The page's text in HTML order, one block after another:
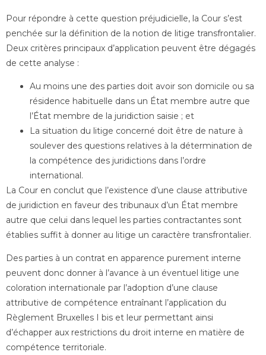
Pour répondre à cette question préjudicielle, la Cour s’est
penchée sur la définition de la notion de litige transfrontalier.
Deux critères principaux d’application peuvent être dégagés
de cette analyse :
Au moins une des parties doit avoir son domicile ou sa
résidence habituelle dans un État membre autre que
l’État membre de la juridiction saisie ; et
La situation du litige concerné doit être de nature à
soulever des questions relatives à la détermination de
la compétence des juridictions dans l’ordre
international.
La Cour en conclut que l’existence d’une clause attributive
de juridiction en faveur des tribunaux d’un État membre
autre que celui dans lequel les parties contractantes sont
établies suffit à donner au litige un caractère transfrontalier.
Des parties à un contrat en apparence purement interne
peuvent donc donner à l’avance à un éventuel litige une
coloration internationale par l’adoption d’une clause
attributive de compétence entraînant l’application du
Règlement Bruxelles I bis et leur permettant ainsi
d’échapper aux restrictions du droit interne en matière de
compétence territoriale.